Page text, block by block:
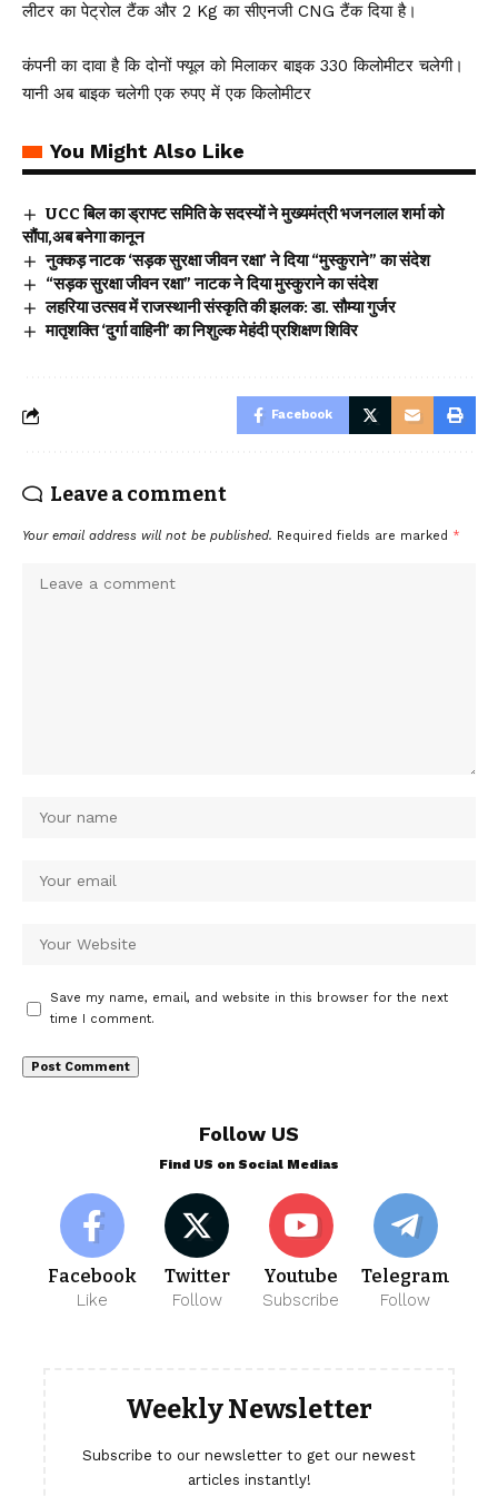
लीटर का पेट्रोल टैंक और 2 Kg का सीएनजी CNG टैंक दिया है।
कंपनी का दावा है कि दोनों फ्यूल को मिलाकर बाइक 330 किलोमीटर चलेगी।
यानी अब बाइक चलेगी एक रुपए में एक किलोमीटर
You Might Also Like
UCC बिल का ड्राफ्ट समिति के सदस्यों ने मुख्यमंत्री भजनलाल शर्मा को
सौंपा,अब बनेगा कानून
नुक्कड़ नाटक ‘सड़क सुरक्षा जीवन रक्षा’ ने दिया “मुस्कुराने” का संदेश
“सड़क सुरक्षा जीवन रक्षा” नाटक ने दिया मुस्कुराने का संदेश
लहरिया उत्सव में राजस्थानी संस्कृति की झलक: डा. सौम्या गुर्जर
मातृशक्ति ‘दुर्गा वाहिनी’ का निशुल्क मेहंदी प्रशिक्षण शिविर
Facebook
Leave a comment
Your email address will not be published. Required fields are marked *
Save my name, email, and website in this browser for the next
time I comment.
Follow US
Find US on Social Medias
Facebook
Like
Twitter
Follow
Youtube
Subscribe
Telegram
Follow
Weekly Newsletter
Subscribe to our newsletter to get our newest
articles instantly!